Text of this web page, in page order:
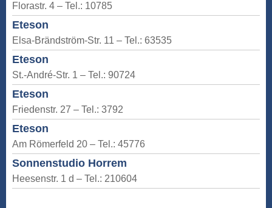
Florastr. 4 – Tel.: 10785
Eteson
Elsa-Brändström-Str. 11 – Tel.: 63535
Eteson
St.-André-Str. 1 – Tel.: 90724
Eteson
Friedenstr. 27 – Tel.: 3792
Eteson
Am Römerfeld 20 – Tel.: 45776
Sonnenstudio Horrem
Heesenstr. 1 d – Tel.: 210604